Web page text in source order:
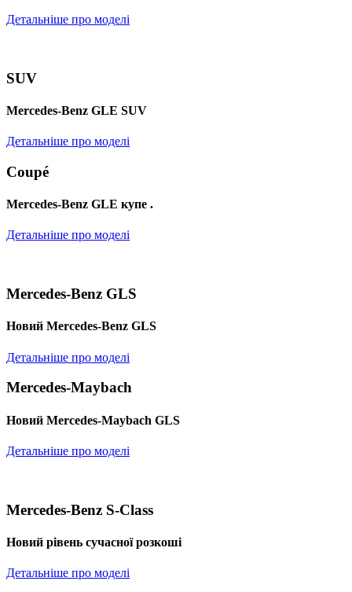
Детальніше про моделі
SUV
Mercedes-Benz GLE SUV
Детальніше про моделі
Coupé
Mercedes-Benz GLE купе .
Детальніше про моделі
Mercedes-Benz GLS
Новий Mercedes-Benz GLS
Детальніше про моделі
Mercedes-Maybach
Новий Mercedes-Maybach GLS
Детальніше про моделі
Mercedes-Benz S-Class
Новий рівень сучасної розкоші
Детальніше про моделі